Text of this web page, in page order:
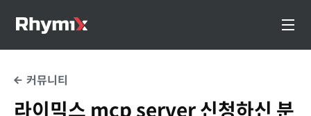
커뮤니티
라이믹스 mcp server 신청하신 분